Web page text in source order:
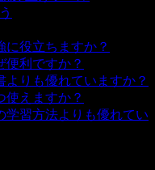
に役立ちますか？
便利ですか？
りも優れていますか？
使えますか？
学習方法よりも優れてい